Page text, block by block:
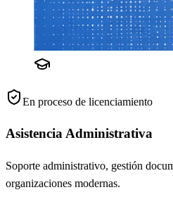
En proceso de licenciamiento
Asistencia Administrativa
Soporte administrativo, gestión
organizaciones modernas.